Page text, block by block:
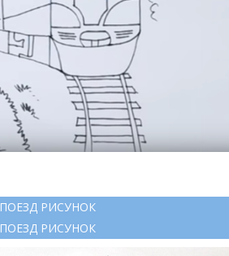
ПОЕЗД РИСУНОК
ПОЕЗД РИСУНОК